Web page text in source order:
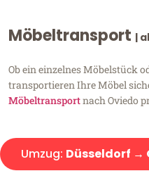
Möbeltransport |
Ob ein einzelnes Möbelstück
transportieren Ihre Möbel
Möbeltransportnach Oviedo
Umzug: Düsseldorf →